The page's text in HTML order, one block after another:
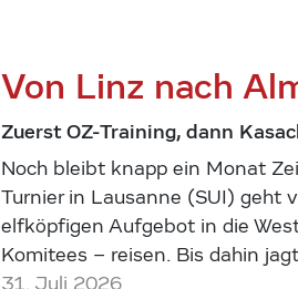
Von Linz nach
Zuerst OZ-Training, dann
Noch bleibt knapp ein Monat
Turnier in Lausanne (SUI) geht
elfköpfigen Aufgebot in die
Komitees – reisen. Bis dahin
31. Juli 2026